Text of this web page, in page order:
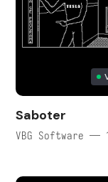
Saboter
VBG Software —